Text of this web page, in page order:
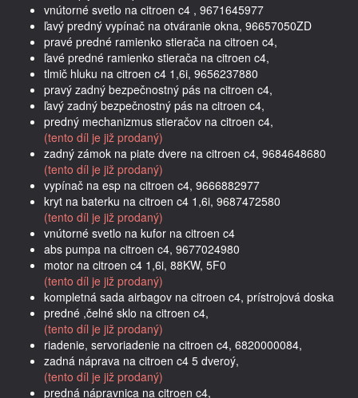
vnútorné svetlo na citroen c4 , 9671645977
ľavý predný vypínač na otváranie okna, 96657050ZD
pravé predné ramienko stierača na citroen c4,
ľavé predné ramienko stierača na citroen c4,
tlmič hluku na citroen c4 1,6i, 9656237880
pravý zadný bezpečnostný pás na citroen c4,
ľavý zadný bezpečnostný pás na citroen c4,
predný mechanizmus stieračov na citroen c4,
(tento díl je již prodaný)
zadný zámok na piate dvere na citroen c4, 9684648680
(tento díl je již prodaný)
vypínač na esp na citroen c4, 9666882977
kryt na baterku na citroen c4 1,6i, 9687472580
(tento díl je již prodaný)
vnútorné svetlo na kufor na citroen c4
abs pumpa na citroen c4, 9677024980
motor na citroen c4 1,6i, 88KW, 5F0
(tento díl je již prodaný)
kompletná sada airbagov na citroen c4, prístrojová doska
predné ,čelné sklo na citroen c4,
(tento díl je již prodaný)
riadenie, servoriadenie na citroen c4, 6820000084,
zadná náprava na citroen c4 5 dveroý,
(tento díl je již prodaný)
predná nápravnica na citroen c4,